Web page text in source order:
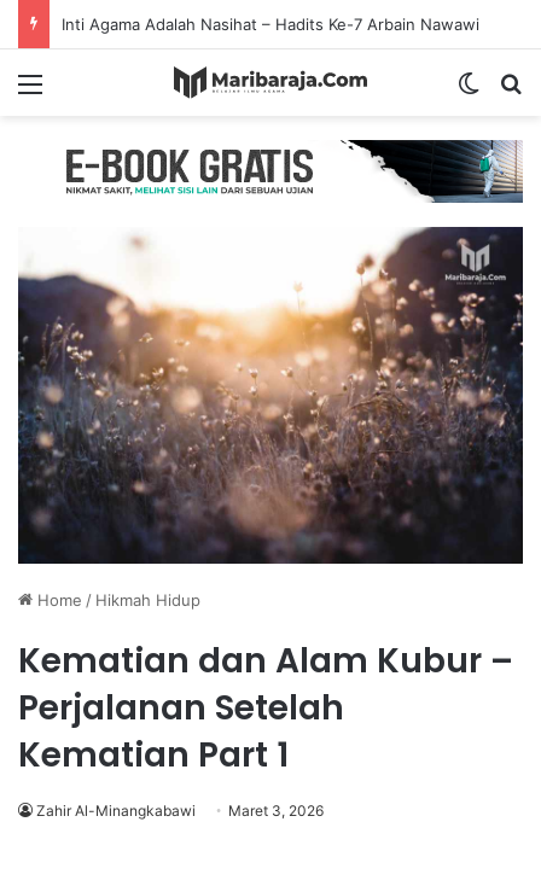
Home / Hikmah Hidup
Kematian dan Alam Kubur –
Perjalanan Setelah
Kematian Part 1
Zahir Al-Minangkabawi Maret 3, 2026